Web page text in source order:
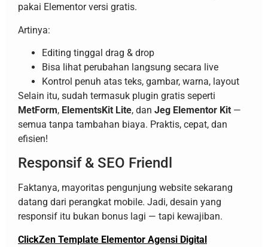
pakai Elementor versi gratis.
Artinya:
Editing tinggal drag & drop
Bisa lihat perubahan langsung secara live
Kontrol penuh atas teks, gambar, warna, layout
Selain itu, sudah termasuk plugin gratis seperti
MetForm, ElementsKit Lite, dan Jeg Elementor Kit —
semua tanpa tambahan biaya. Praktis, cepat, dan
efisien!
Responsif & SEO Friendl
Faktanya, mayoritas pengunjung website sekarang
datang dari perangkat mobile. Jadi, desain yang
responsif itu bukan bonus lagi — tapi kewajiban.
ClickZen Template Elementor Agensi Digital